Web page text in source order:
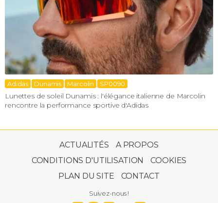
Adidas Dunamis Marcolin SP0090
Lunettes de soleil Dunamis : l'élégance italienne de Marcolin
rencontre la performance sportive d'Adidas
ACTUALITÉS
A PROPOS
CONDITIONS D'UTILISATION
COOKIES
PLAN DU SITE
CONTACT
Suivez-nous !